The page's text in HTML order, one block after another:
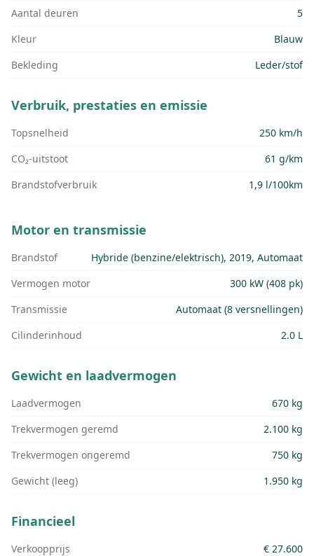
Aantal deuren
5
Kleur
Blauw
Bekleding
Leder/stof
Verbruik, prestaties en emissie
Topsnelheid
250 km/h
CO₂-uitstoot
61 g/km
Brandstofverbruik
1,9 l/100km
Motor en transmissie
Brandstof
Hybride (benzine/elektrisch), 2019, Automaat
Vermogen motor
300 kW (408 pk)
Transmissie
Automaat (8 versnellingen)
Cilinderinhoud
2.0 L
Gewicht en laadvermogen
Laadvermogen
670 kg
Trekvermogen geremd
2.100 kg
Trekvermogen ongeremd
750 kg
Gewicht (leeg)
1.950 kg
Financieel
Verkoopprijs
€ 27.600